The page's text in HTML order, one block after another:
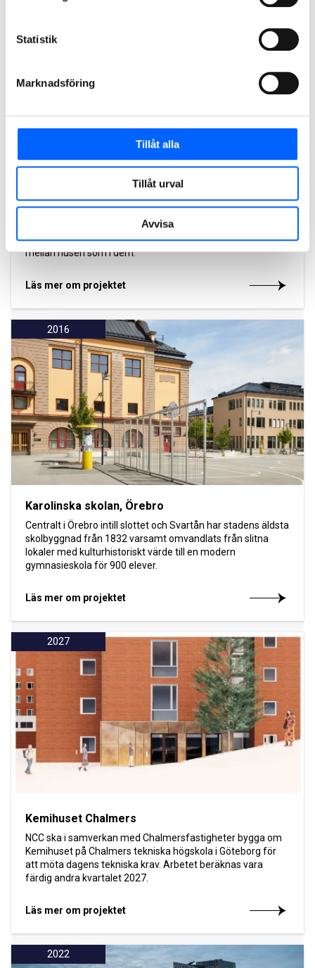
Statistik
Marknadsföring
Tillåt alla
Tillåt urval
Avvisa
Järva Krog är ett omfattande stadsutvecklingsprojekt där vi
trivsam stadsdel. En varierad och mänsklig plats där arbete
och vardagsliv går hand i hand och där livet levs lika mycket
mellan husen som i dem.
Läs mer om projektet
2016
Karolinska skolan, Örebro
Centralt i Örebro intill slottet och Svartån har stadens äldsta
skolbyggnad från 1832 varsamt omvandlats från slitna
lokaler med kulturhistoriskt värde till en modern
gymnasieskola för 900 elever.
Läs mer om projektet
2027
Kemihuset Chalmers
NCC ska i samverkan med Chalmersfastigheter bygga om
Kemihuset på Chalmers tekniska högskola i Göteborg för
att möta dagens tekniska krav. Arbetet beräknas vara
färdig andra kvartalet 2027.
Läs mer om projektet
2022